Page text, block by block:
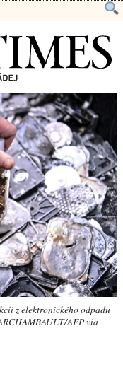
z elektronického odpadu
AFP via